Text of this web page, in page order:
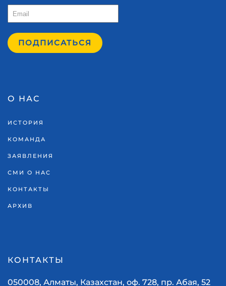
ПОДПИСАТЬСЯ
О НАС
ИСТОРИЯ
КОМАНДА
ЗАЯВЛЕНИЯ
СМИ О НАС
КОНТАКТЫ
АРХИВ
КОНТАКТЫ
050008, Алматы, Казахстан, оф. 728, пр. Абая, 52